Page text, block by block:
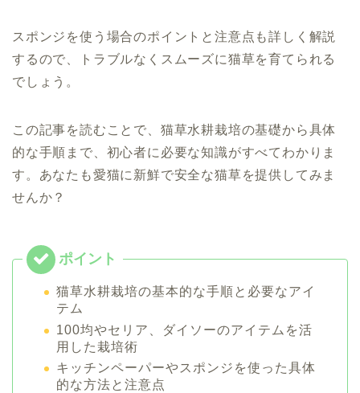
スポンジを使う場合のポイントと注意点も詳しく解説
するので、トラブルなくスムーズに猫草を育てられる
でしょう。
この記事を読むことで、猫草水耕栽培の基礎から具体
的な手順まで、初心者に必要な知識がすべてわかりま
す。あなたも愛猫に新鮮で安全な猫草を提供してみま
せんか？
猫草水耕栽培の基本的な手順と必要なアイ
テム
100均やセリア、ダイソーのアイテムを活
用した栽培術
キッチンペーパーやスポンジを使った具体
的な方法と注意点